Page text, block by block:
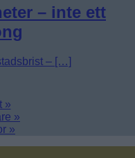
– inte ett
– […]
»
»
»